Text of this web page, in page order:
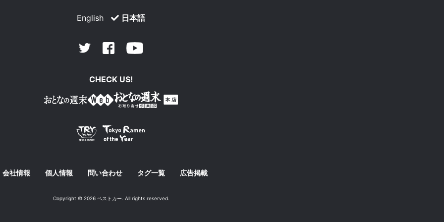
English 日本語
Twitter Facebook
CHECK US!
会社情報 個人情報 問い合わせ タグ一覧 広告掲載
Copyright © 2026 ベストカー. All rights reserved.